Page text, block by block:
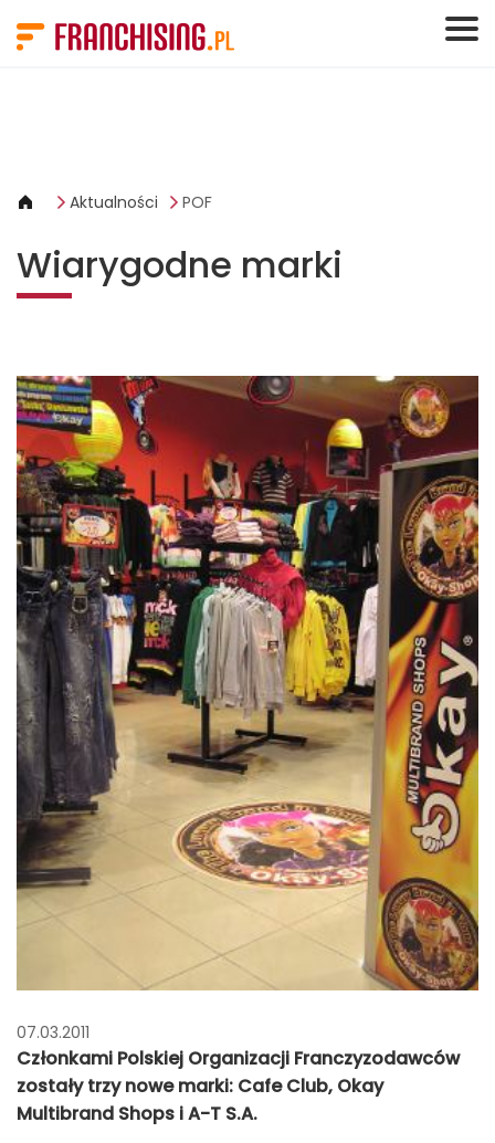
Aktualności POF
Wiarygodne marki
07.03.2011
Członkami Polskiej Organizacji Franczyzodawców
zostały trzy nowe marki: Cafe Club, Okay
Multibrand Shops i A-T S.A.